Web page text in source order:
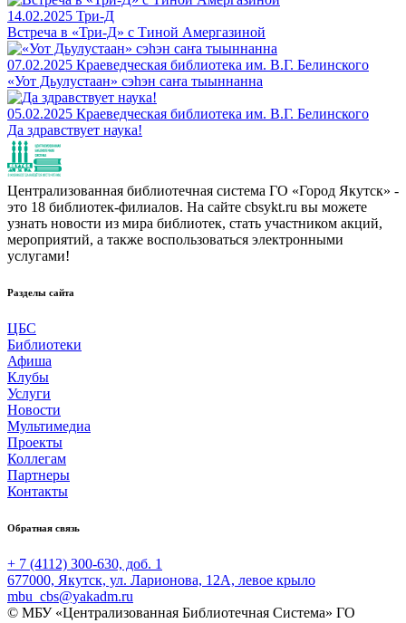
14.02.2025 Три-Д
Встреча в «Три-Д» с Тиной Амергазиной
07.02.2025 Краеведческая библиотека им. В.Г. Белинского
«Уот Дьулустаан» сэһэн саҥа тыыннанна
05.02.2025 Краеведческая библиотека им. В.Г. Белинского
Да здравствует наука!
Централизованная библиотечная система ГО «Город Якутск» -
это 18 библиотек-филиалов. На сайте cbsykt.ru вы можете
узнать новости из мира библиотек, стать участником акций,
мероприятий, а также воспользоваться электронными
услугами!
Разделы сайта
ЦБС
Библиотеки
Афиша
Клубы
Услуги
Новости
Мультимедиа
Проекты
Коллегам
Партнеры
Контакты
Обратная связь
+ 7 (4112) 300-630, доб. 1
677000, Якутск, ул. Ларионова, 12А, левое крыло
mbu_cbs@yakadm.ru
© МБУ «Централизованная Библиотечная Система» ГО